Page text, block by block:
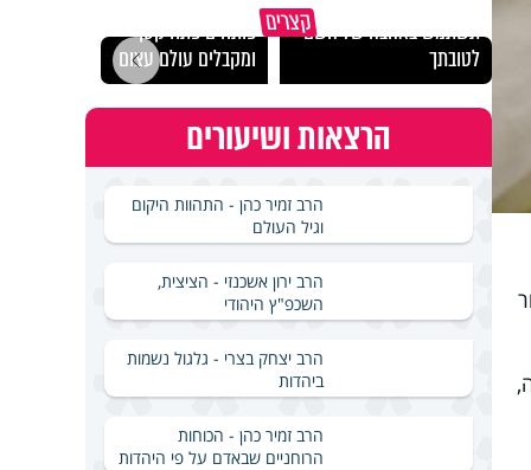
קצריםתשתמש באהבה של השם
לטובתך
פותחים פתח קטן -
ומקבלים עולם עצום
הרצאות ושיעורים
הרב זמיר כהן - התהוות היקום
וגיל העולם
הרב ירון אשכנזי - הציצית,
השכפ"ץ היהודי
הרב יצחק בצרי - גלגול נשמות
ביהדות
הרב זמיר כהן - הכוחות
הרוחניים שבאדם על פי היהדות